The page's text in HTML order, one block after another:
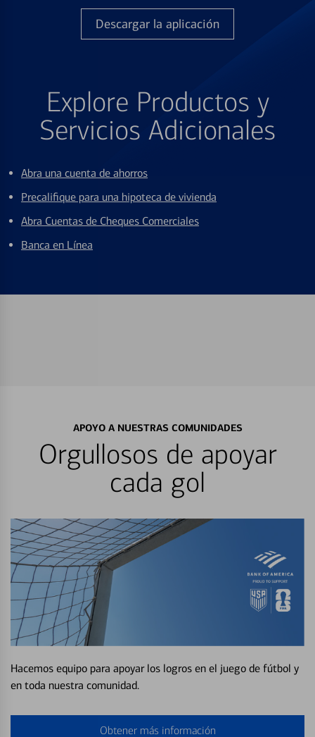
Descargar la aplicación
Explore Productos y
Servicios Adicionales
Abra una cuenta de ahorros
Precalifique para una hipoteca de vivienda
Abra Cuentas de Cheques Comerciales
Banca en Línea
APOYO A NUESTRAS COMUNIDADES
Orgullosos de apoyar
cada gol
Hacemos equipo para apoyar los logros en el juego de fútbol y
en toda nuestra comunidad.
Obtener más información